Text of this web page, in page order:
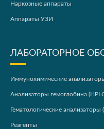
Наркозные аппараты
Аппараты УЗИ
ЛАБОРАТОРНОЕ
Иммунохимические
Анализаторы гемоглобина
Гематологические анализаторы
Реагенты